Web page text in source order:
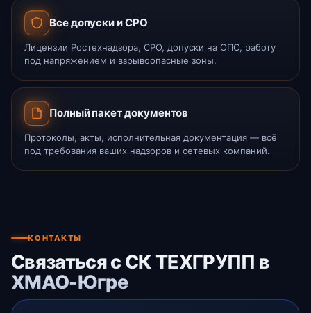
Все допуски и СРО
Лицензии Ростехнадзора, СРО, допуски на ОПО, работу
под напряжением и взрывоопасные зоны.
Полный пакет документов
Протоколы, акты, исполнительная документация — всё
под требования ваших надзоров и сетевых компаний.
КОНТАКТЫ
Связаться с СК ТЕХГРУПП в
ХМАО-Югре